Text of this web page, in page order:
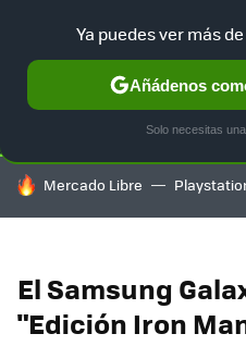
SELECCIÓN GAMING
HOY SE HABLA DE
Mercado Libre
El Samsung
"Edición Iron
Ya puedes ver más
Añádenos
Solo necesitas